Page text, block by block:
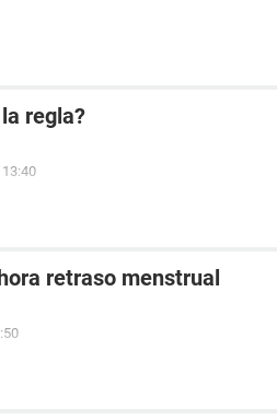
regla?
retraso menstrual